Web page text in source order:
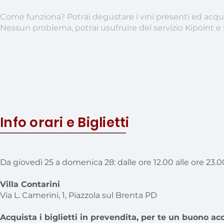
Come funziona? Potrai degustare i vini presenti ed
Nessun problema, potrai usufruire del servizio Kipoint
Info orari e Biglietti
Da giovedì 25 a domenica 28: dalle ore 12.00 alle ore
Villa Contarini
Via L. Camerini, 1, Piazzola sul Brenta PD
Acquista i biglietti in prevendita, per te un buono